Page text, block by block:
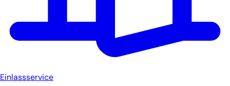
Einlassservice